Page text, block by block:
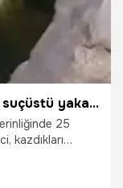
Define avcıları kazdıkları tünelde suçüstü yakalandı
25
kazdıkları